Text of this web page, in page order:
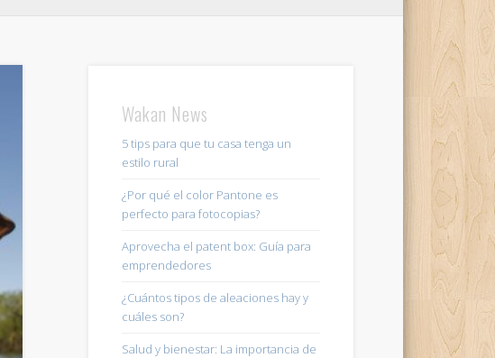
Wakan News
5 tips para que tu casa tenga un
estilo rural
¿Por qué el color Pantone es
perfecto para fotocopias?
Aprovecha el patent box: Guía para
emprendedores
¿Cuántos tipos de aleaciones hay y
cuáles son?
Salud y bienestar: La importancia de